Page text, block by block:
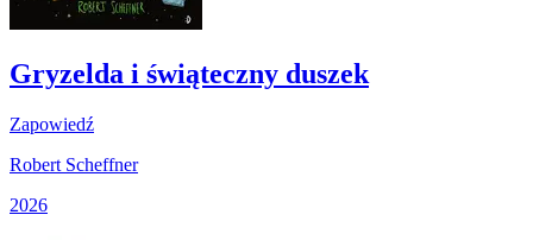
Gryzelda i świąteczny duszek
Zapowiedź
Robert Scheffner
2026